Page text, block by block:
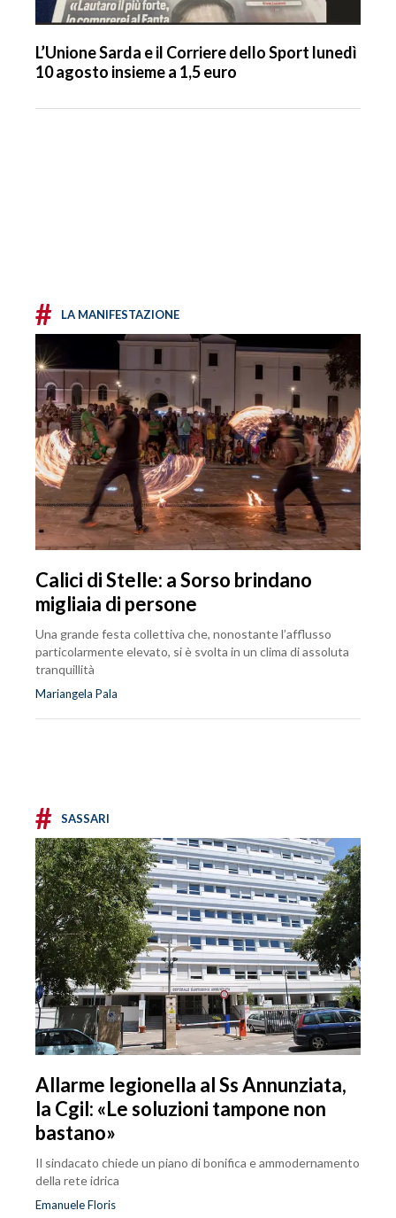
L’Unione Sarda e il Corriere dello Sport lunedì
10 agosto insieme a 1,5 euro
# LA MANIFESTAZIONE
Calici di Stelle: a Sorso brindano
migliaia di persone
Una grande festa collettiva che, nonostante l’afflusso
particolarmente elevato, si è svolta in un clima di assoluta
tranquillità
Mariangela Pala
# SASSARI
Allarme legionella al Ss Annunziata,
la Cgil: «Le soluzioni tampone non
bastano»
Il sindacato chiede un piano di bonifica e ammodernamento
della rete idrica
Emanuele Floris